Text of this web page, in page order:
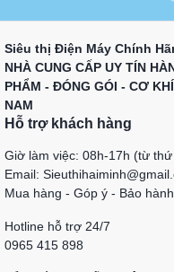
Siêu thị Điện Máy Chính
NHÀ CUNG CẤP UY TÍN
PHẨM - ĐÓNG GÓI - CƠ
NAM
Hỗ trợ khách hàng
Giờ làm việc: 08h-17h (từ
Email:
Mua hàng - Góp ý - Bảo
Hotline hỗ trợ 24/7
0965 415 898